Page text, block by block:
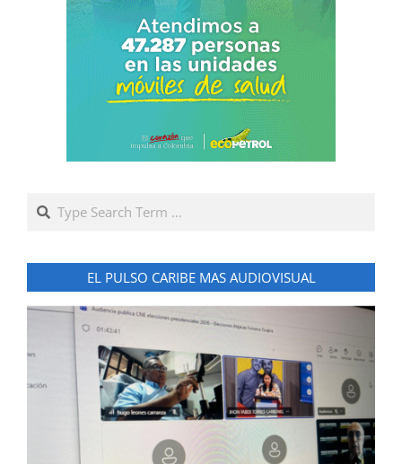
Search
EL PULSO CARIBE MAS AUDIOVISUAL